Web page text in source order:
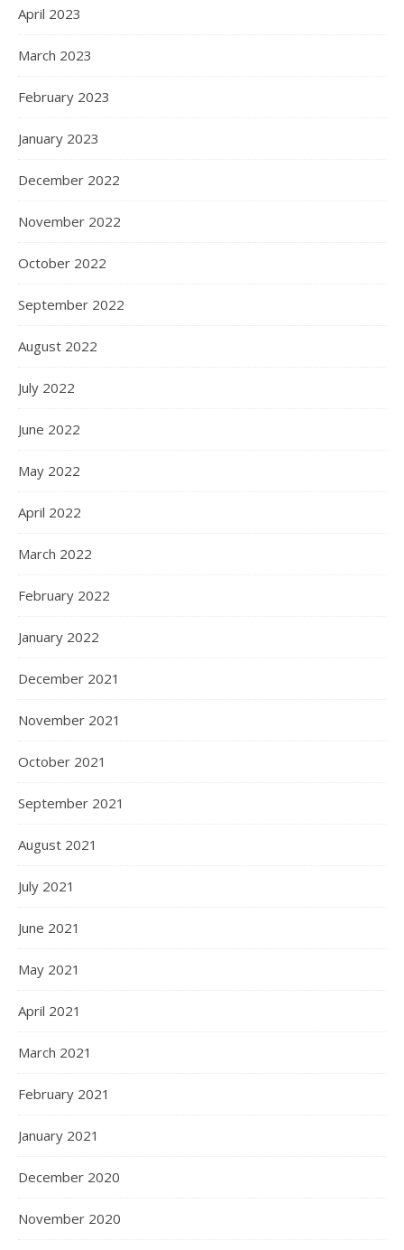
April 2023
March 2023
February 2023
January 2023
December 2022
November 2022
October 2022
September 2022
August 2022
July 2022
June 2022
May 2022
April 2022
March 2022
February 2022
January 2022
December 2021
November 2021
October 2021
September 2021
August 2021
July 2021
June 2021
May 2021
April 2021
March 2021
February 2021
January 2021
December 2020
November 2020